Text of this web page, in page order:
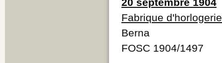
Fabrique
Berna
FOSC 1904/1497